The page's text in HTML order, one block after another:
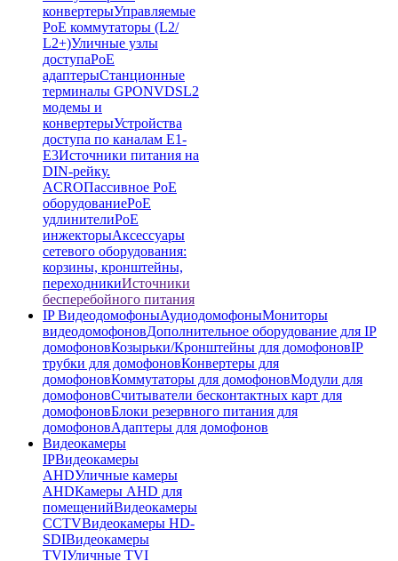
конвертерыУправляемые
PoE коммутаторы (L2/
L2+)Уличные узлы
доступаPoE
адаптерыСтанционные
терминалы GPONVDSL2
модемы и
конвертерыУстройства
доступа по каналам E1-
E3Источники питания на
DIN-рейку.
ACROПассивное PoE
оборудованиеPoE
удлинителиPoE
инжекторыАксессуары
сетевого оборудования:
корзины, кронштейны,
переходникиИсточники
бесперебойного питания
IP ВидеодомофоныАудиодомофоныМониторы
видеодомофоновДополнительное оборудование для IP
домофоновКозырьки/Кронштейны для домофоновIP
трубки для домофоновКонвертеры для
домофоновКоммутаторы для домофоновМодули для
домофоновСчитыватели бесконтактных карт для
домофоновБлоки резервного питания для
домофоновАдаптеры для домофонов
Видеокамеры
IPВидеокамеры
AHDУличные камеры
AHDКамеры AHD для
помещенийВидеокамеры
CCTVВидеокамеры HD-
SDIВидеокамеры
TVIУличные TVI